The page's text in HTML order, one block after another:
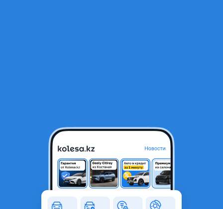
Honda CR-V 2003 года